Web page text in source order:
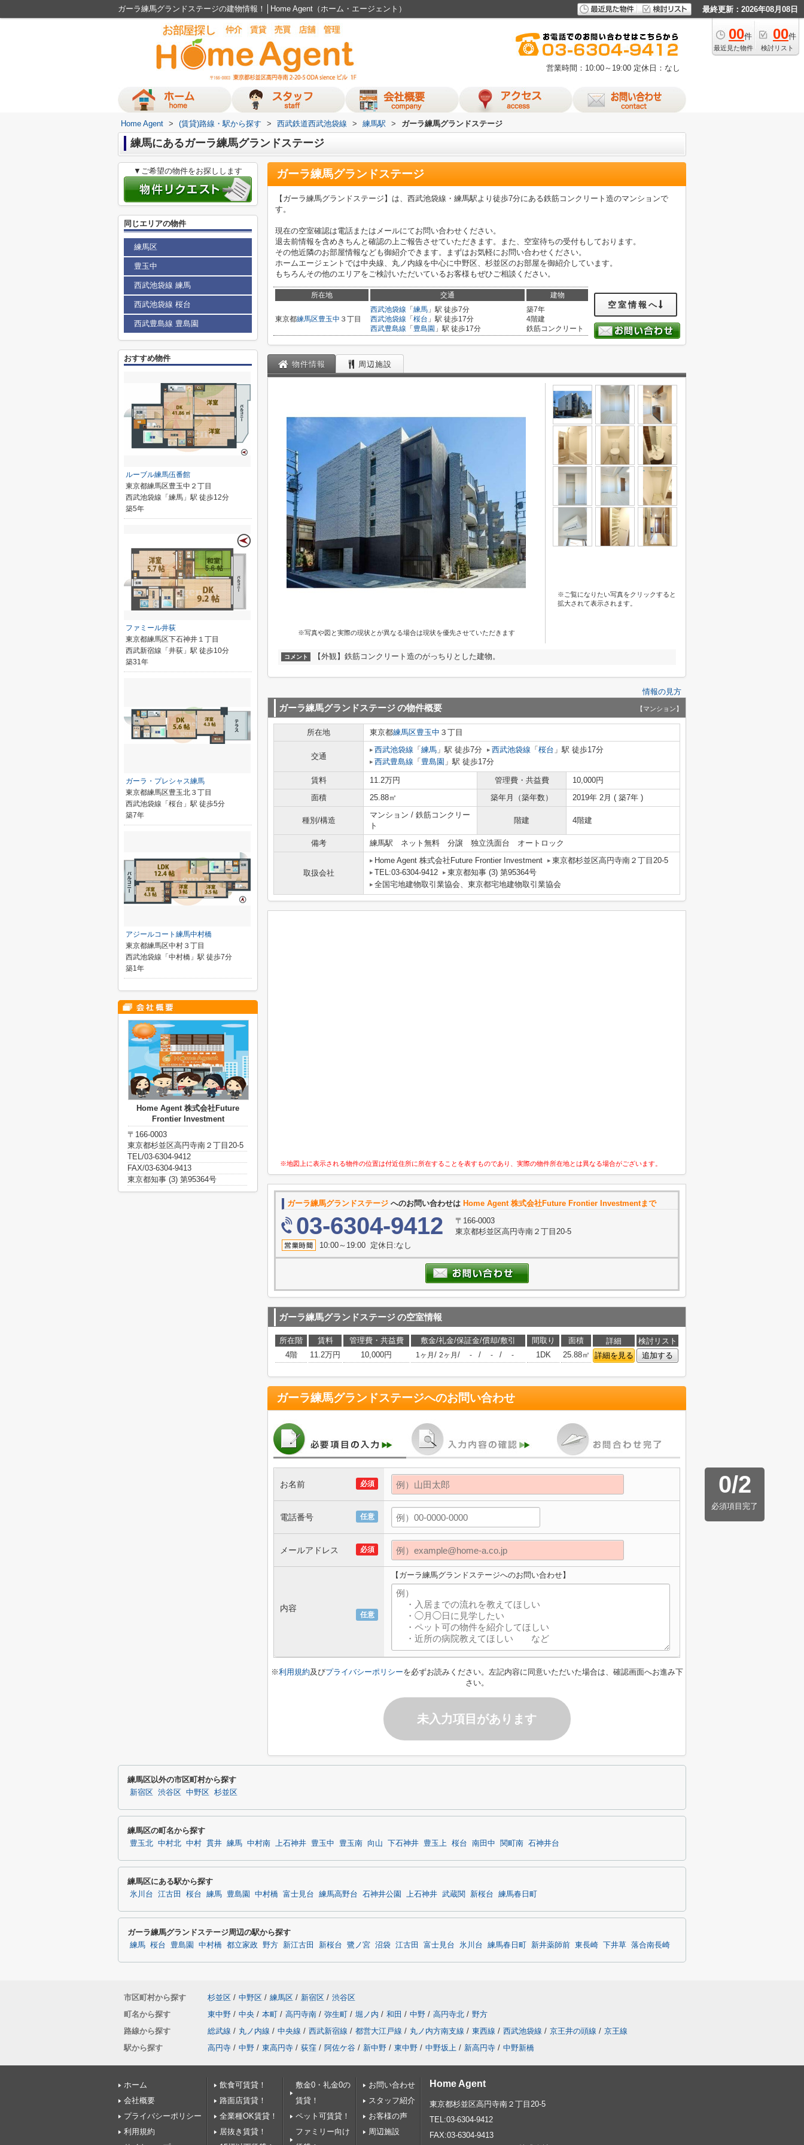
ガーラ練馬グランドステージの建物情報！│Home Agent（ホーム・エージェント） 最終更新：2026年08月08日
00件
最近見た物件
00件
検討リスト
営業時間：10:00～19:00 定休日：なし
Home Agent > (賃貸)路線・駅から探す > 西武鉄道西武池袋線 > 練馬駅 > ガーラ練馬グランドステージ
練馬にあるガーラ練馬グランドステージ
ガーラ練馬グランドステージ
【ガーラ練馬グランドステージ】は、西武池袋線・練馬駅より徒歩7分にある鉄筋コンクリート造のマンションで
す。
現在の空室確認は電話またはメールにてお問い合わせください。
退去前情報を含めきちんと確認の上ご報告させていただきます。また、空室待ちの受付もしております。
その他近隣のお部屋情報なども御紹介できます。まずはお気軽にお問い合わせください。
ホームエージェントでは中央線、丸ノ内線を中心に中野区、杉並区のお部屋を御紹介しています。
もちろんその他のエリアをご検討いただいているお客様もぜひご相談ください。
所在地 交通 建物
東京都練馬区豊玉中 ３丁目
西武池袋線 「 練馬 」駅 徒歩7分
西武池袋線 「 桜台 」駅 徒歩17分
西武豊島線 「 豊島園 」駅 徒歩17分
築7年
4階建
鉄筋コンクリート
空室情報へ
物件情報 周辺施設
※写真や図と実際の現状とが異なる場合は現状を優先させていただきます
※ご覧になりたい写真をクリックすると
拡大されて表示されます。
コメント 【外観】鉄筋コンクリート造のがっちりとした建物。
情報の見方
ガーラ練馬グランドステージの物件概要 【マンション】
所在地 東京都練馬区豊玉中 ３丁目
交通
西武池袋線 「 練馬 」駅 徒歩7分 西武池袋線 「 桜台 」駅 徒歩17分
西武豊島線 「 豊島園 」駅 徒歩17分
賃料 11.2万円 管理費・共益費
10,000円
面積
25.88㎡ 築年月（築年数） 2019年 2月 ( 築7年 )
種別/構造
マンション / 鉄筋コンクリー
ト
階建 4階建
備考 練馬駅 ネット無料 分譲 独立洗面台 オートロック
取扱会社
Home Agent 株式会社Future Frontier Investment
東京都杉並区高円寺南２丁目20-5
TEL:03-6304-9412
東京都知事 (3) 第95364号
全国宅地建物取引業協会、東京都宅地建物取引業協会
※地図上に表示される物件の位置は付近住所に所在することを表すものであり、実際の物件所在地とは異なる場合がございます。
ガーラ練馬グランドステージ へのお問い合わせは Home Agent 株式会社Future Frontier Investmentまで
03-6304-9412
〒166-0003
東京都杉並区高円寺南２丁目20-5
10:00～19:00 定休日:なし
ガーラ練馬グランドステージの空室情報
所在階 賃料 管理費・共益費 敷金/礼金/保証金/償却/敷引 間取り 面積 詳細
検討リスト
4階
11.2万円 10,000円 1ヶ月 / 2ヶ月 / - / - / - 1DK 25.88㎡ 詳細を見る 追加する
ガーラ練馬グランドステージへのお問い合わせ
0/2
必須項目完了
必須
お名前
任意
電話番号
必須
メールアドレス
任意
内容
【ガーラ練馬グランドステージへのお問い合わせ】
※利用規約及びプライバシーポリシーを必ずお読みください。左記内容に同意いただいた場合は、確認画面へお進み下
さい。
未入力項目があります
▼ご希望の物件をお探しします
同じエリアの物件
練馬区
豊玉中
西武池袋線 練馬
西武池袋線 桜台
西武豊島線 豊島園
おすすめ物件
ルーブル練馬伍番館
東京都練馬区豊玉中２丁目
西武池袋線「練馬」駅 徒歩12分
築5年
ファミール井荻
東京都練馬区下石神井１丁目
西武新宿線「井荻」駅 徒歩10分
築31年
ガーラ・プレシャス練馬
東京都練馬区豊玉北３丁目
西武池袋線「桜台」駅 徒歩5分
築7年
アジールコート練馬中村橋
東京都練馬区中村３丁目
西武池袋線「中村橋」駅 徒歩7分
築1年
Home Agent 株式会社Future
Frontier Investment
〒166-0003
東京都杉並区高円寺南２丁目20-5
TEL/03-6304-9412
FAX/03-6304-9413
東京都知事 (3) 第95364号
練馬区以外の市区町村から探す
新宿区 渋谷区 中野区 杉並区
練馬区の町名から探す
豊玉北 中村北 中村 貫井 練馬 中村南 上石神井 豊玉中 豊玉南 向山 下石神井 豊玉上 桜台 南田中 関町南 石神井台
練馬区にある駅から探す
氷川台 江古田 桜台 練馬 豊島園 中村橋 富士見台 練馬高野台 石神井公園 上石神井 武蔵関 新桜台 練馬春日町
ガーラ練馬グランドステージ周辺の駅から探す
練馬 桜台 豊島園 中村橋 都立家政 野方 新江古田 新桜台 鷺ノ宮 沼袋 江古田 富士見台 氷川台 練馬春日町 新井薬師前 東長崎 下井草 落合南長崎
市区町村から探す 杉並区 / 中野区 / 練馬区 / 新宿区 / 渋谷区
町名から探す
東中野 / 中央 / 本町 / 高円寺南 / 弥生町 / 堀ノ内 / 和田 / 中野 / 高円寺北 / 野方
路線から探す
総武線 / 丸ノ内線 / 中央線 / 西武新宿線 / 都営大江戸線 / 丸ノ内方南支線 / 東西線 / 西武池袋線 / 京王井の頭線 / 京王線
駅から探す
高円寺 / 中野 / 東高円寺 / 荻窪 / 阿佐ケ谷 / 新中野 / 東中野 / 中野坂上 / 新高円寺 / 中野新橋
ホーム
会社概要
プライバシーポリシー
利用規約
飲食可賃貸！
路面店賃貸！
全業種OK賃貸！
居抜き賃貸！
敷金0・礼金0の
賃貸！
ペット可賃貸！
ファミリー向け
お問い合わせ
スタッフ紹介
お客様の声
周辺施設
Home Agent
東京都杉並区高円寺南２丁目20-5
TEL:03-6304-9412
FAX:03-6304-9413